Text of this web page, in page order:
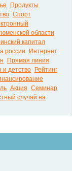
Продукты
Спорт
области
капитал
россии
Интернет
Прямая линия
и детство
Рейтинг
Акция Семинар
случай на